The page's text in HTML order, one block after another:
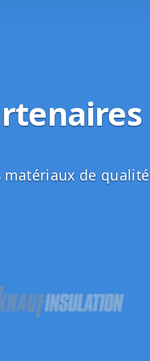
matériaux de qualité